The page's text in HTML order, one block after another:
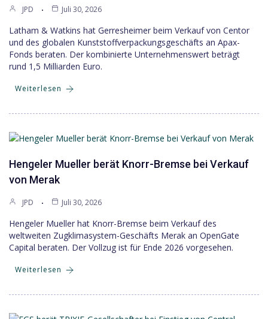
JPD Juli 30, 2026
Latham & Watkins hat Gerresheimer beim Verkauf von Centor
und des globalen Kunststoffverpackungsgeschäfts an Apax-
Fonds beraten. Der kombinierte Unternehmenswert beträgt
rund 1,5 Milliarden Euro.
Weiterlesen
Hengeler Mueller berät Knorr-Bremse bei Verkauf
von Merak
JPD Juli 30, 2026
Hengeler Mueller hat Knorr-Bremse beim Verkauf des
weltweiten Zugklimasystem-Geschäfts Merak an OpenGate
Capital beraten. Der Vollzug ist für Ende 2026 vorgesehen.
Weiterlesen